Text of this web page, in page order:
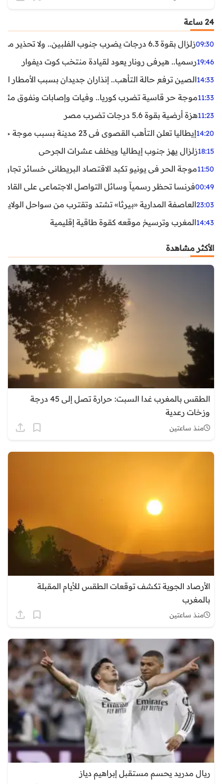
24 ساعة
09:30زلزال بقوة 6.3 درجات يضرب جنوب الفلبين.. ولا تحذير من تسونامي حتى الآن
19:46رسميا.. هيرفي رونار يعود لقيادة منتخب كوت ديفوار
14:33الصين ترفع حالة التأهب.. إنذاران جديدان بسبب الأمطار
11:33موجة حر قاسية تضرب كوريا.. وفيات وإصابات ونفوق مئات
11:23هزة أرضية بقوة 5.6 درجات تضرب مصر
14:20إيطاليا تعلن التأهب القصوى في 23 مدينة بسبب موجة حر شديدة
18:15زلزال يهز جنوب إيطاليا ويخلف عشرات الجرحى
11:50موجة الحر في يونيو تكبد الاقتصاد البريطاني خسائر تجاوزت 1.5 مليار
00:49فرنسا تحظر رسمياً وسائل التواصل الاجتماعي على القاصرين
23:03العاصفة المدارية «بيرثا» تشتد وتقترب من سواحل
14:43المغرب وترسيخ موقعه كقوة طاقية إقليمية
الأكثر مشاهدة
الطقس بالمغرب غدا السبت: حرارة تصل إلى 45 درجة
وزخات رعدية
منذ ساعتين
الأرصاد الجوية تكشف توقعات الطقس للأيام المقبلة
بالمغرب
منذ ساعتين
ريال مدريد يحسم مستقبل إبراهيم دياز